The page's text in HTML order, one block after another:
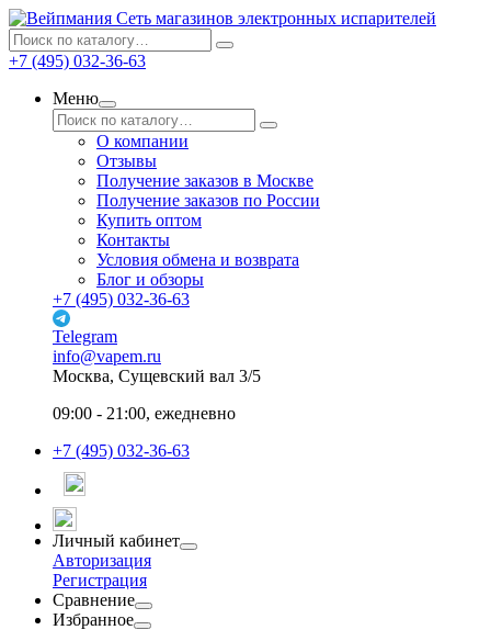
Сеть магазинов электронных испарителей
+7 (495) 032-36-63
Меню
О компании
Отзывы
Получение заказов в Москве
Получение заказов по России
Купить оптом
Контакты
Условия обмена и возврата
Блог и обзоры
+7 (495) 032-36-63
Telegram
info@vapem.ru
Москва, Сущевский вал 3/5
09:00 - 21:00, ежедневно
+7 (495) 032-36-63
Личный кабинет
Авторизация
Регистрация
Сравнение
Избранное